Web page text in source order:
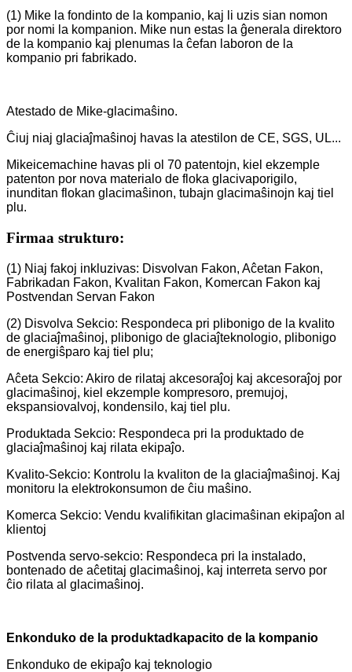
(1) Mike la fondinto de la kompanio, kaj li uzis sian nomon
por nomi la kompanion. Mike nun estas la ĝenerala direktoro
de la kompanio kaj plenumas la ĉefan laboron de la
kompanio pri fabrikado.
Atestado de Mike-glacimaŝino.
Ĉiuj niaj glaciaĵmaŝinoj havas la atestilon de CE, SGS, UL...
Mikeicemachine havas pli ol 70 patentojn, kiel ekzemple
patenton por nova materialo de floka glacivaporigilo,
inunditan flokan glacimaŝinon, tubajn glacimaŝinojn kaj tiel
plu.
Firmaa strukturo:
(1) Niaj fakoj inkluzivas: Disvolvan Fakon, Aĉetan Fakon,
Fabrikadan Fakon, Kvalitan Fakon, Komercan Fakon kaj
Postvendan Servan Fakon
(2) Disvolva Sekcio: Respondeca pri plibonigo de la kvalito
de glaciaĵmaŝinoj, plibonigo de glaciaĵteknologio, plibonigo
de energiŝparo kaj tiel plu;
Aĉeta Sekcio: Akiro de rilataj akcesoraĵoj kaj akcesoraĵoj por
glacimaŝinoj, kiel ekzemple kompresoro, premujoj,
ekspansiovalvoj, kondensilo, kaj tiel plu.
Produktada Sekcio: Respondeca pri la produktado de
glaciaĵmaŝinoj kaj rilata ekipaĵo.
Kvalito-Sekcio: Kontrolu la kvaliton de la glaciaĵmaŝinoj. Kaj
monitoru la elektrokonsumon de ĉiu maŝino.
Komerca Sekcio: Vendu kvalifikitan glacimaŝinan ekipaĵon al
klientoj
Postvenda servo-sekcio: Respondeca pri la instalado,
bontenado de aĉetitaj glacimaŝinoj, kaj interreta servo por
ĉio rilata al glacimaŝinoj.
Enkonduko de la produktadkapacito de la kompanio
Enkonduko de ekipaĵo kaj teknologio